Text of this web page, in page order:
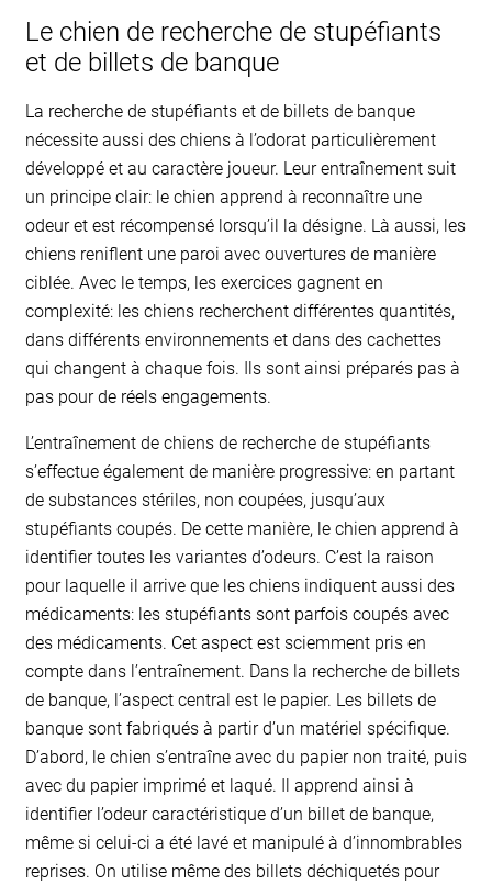
Le chien de recherche de stupéfiants
et de billets de banque
La recherche de stupéfiants et de billets de banque
nécessite aussi des chiens à l’odorat particulièrement
développé et au caractère joueur. Leur entraînement suit
un principe clair: le chien apprend à reconnaître une
odeur et est récompensé lorsqu’il la désigne. Là aussi, les
chiens reniflent une paroi avec ouvertures de manière
ciblée. Avec le temps, les exercices gagnent en
complexité: les chiens recherchent différentes quantités,
dans différents environnements et dans des cachettes
qui changent à chaque fois. Ils sont ainsi préparés pas à
pas pour de réels engagements.
L’entraînement de chiens de recherche de stupéfiants
s’effectue également de manière progressive: en partant
de substances stériles, non coupées, jusqu’aux
stupéfiants coupés. De cette manière, le chien apprend à
identifier toutes les variantes d’odeurs. C’est la raison
pour laquelle il arrive que les chiens indiquent aussi des
médicaments: les stupéfiants sont parfois coupés avec
des médicaments. Cet aspect est sciemment pris en
compte dans l’entraînement. Dans la recherche de billets
de banque, l’aspect central est le papier. Les billets de
banque sont fabriqués à partir d’un matériel spécifique.
D’abord, le chien s’entraîne avec du papier non traité, puis
avec du papier imprimé et laqué. Il apprend ainsi à
identifier l’odeur caractéristique d’un billet de banque,
même si celui-ci a été lavé et manipulé à d’innombrables
reprises. On utilise même des billets déchiquetés pour